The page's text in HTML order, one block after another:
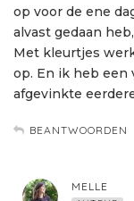
op voor de ene
alvast gedaan
Met kleurtjes
op. En ik heb een
afgevinkte
BEANTWOORDEN
MELLE